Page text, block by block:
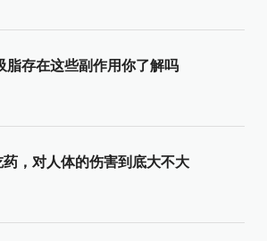
脂存在这些副作用你了解吗
，对人体的伤害到底大不大